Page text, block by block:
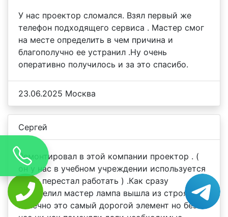
У нас проектор сломался. Взял первый же
телефон подходящего сервиса . Мастер смог
на месте определить в чем причина и
благополучно ее устранил .Ну очень
оперативно получилось и за это спасибо.
23.06.2025 Москва
Сергей
Ремонтировал в этой компании проектор . (
он у нас в учебном учреждении используется
и вот перестал работать ) .Как сразу
определил мастер лампа вышла из строя .
Конечно это самый дорогой элемент но без